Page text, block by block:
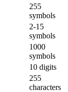
255
symbols
2-15
symbols
1000
symbols
10 digits
255
characters